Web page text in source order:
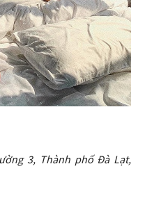
3, Thành phố Đà Lạt,